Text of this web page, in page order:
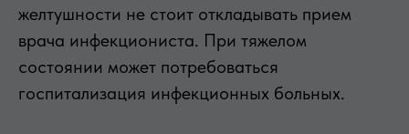
желтушности не стоит откладывать прием
врача инфекциониста. При тяжелом
состоянии может потребоваться
госпитализация инфекционных больных.